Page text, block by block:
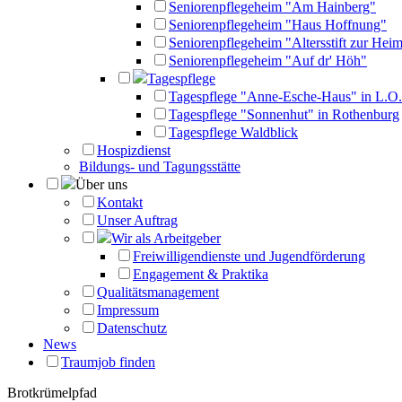
Seniorenpflegeheim "Am Hainberg"
Seniorenpflegeheim "Haus Hoffnung"
Seniorenpflegeheim "Altersstift zur
Seniorenpflegeheim "Auf dr' Höh"
Tagespflege
Tagespflege "Anne-Esche-Haus" in L.O.
Tagespflege "Sonnenhut" in Rothenburg
Tagespflege Waldblick
Hospizdienst
Bildungs- und Tagungsstätte
Über uns
Kontakt
Unser Auftrag
Wir als Arbeitgeber
Freiwilligendienste und Jugendförderung
Engagement & Praktika
Qualitätsmanagement
Impressum
Datenschutz
News
Traumjob finden
Brotkrümelpfad